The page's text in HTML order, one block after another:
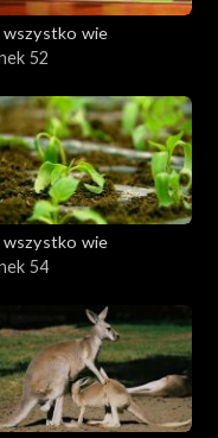
wszystko wie
52
wszystko wie
54